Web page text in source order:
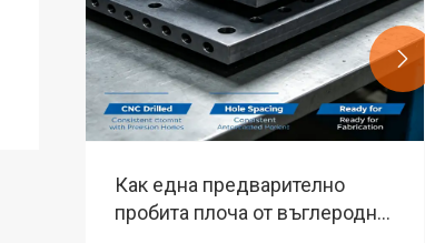
Как една предварително
пробита плоча от въглеродна
